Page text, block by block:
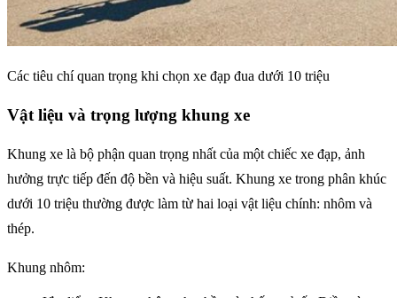
Các tiêu chí quan trọng khi chọn xe đạp đua dưới 10 triệu
Vật liệu và trọng lượng khung xe
Khung xe là bộ phận quan trọng nhất của một chiếc xe đạp, ảnh
hưởng trực tiếp đến độ bền và hiệu suất. Khung xe trong phân khúc
dưới 10 triệu thường được làm từ hai loại vật liệu chính: nhôm và
thép.
Khung nhôm: